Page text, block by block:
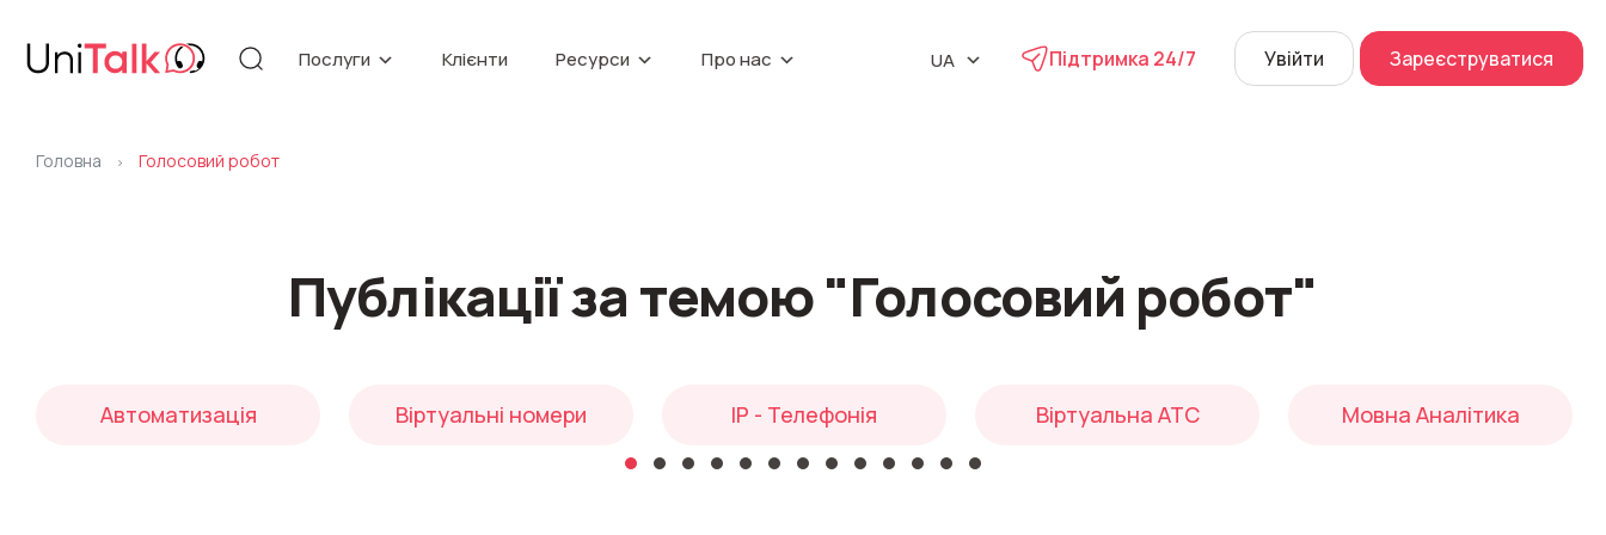
Послуги
Оновлення Мовна аналітика v1 Перейти
Клієнти Ресурси Про нас UA Підтримка 24/7 Увійти Зареєструватися
Головна > Голосовий робот
Публікації за темою "Голосовий робот"
Автоматизація Віртуальні номери IP - Телефонія Віртуальна АТС Мовна Аналітика